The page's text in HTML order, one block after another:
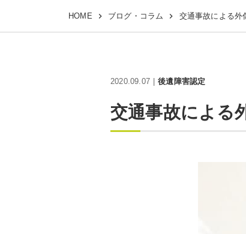
HOME ブログ・コラム 交通事故による外
2020.09.07 後遺障害認定
交通事故による